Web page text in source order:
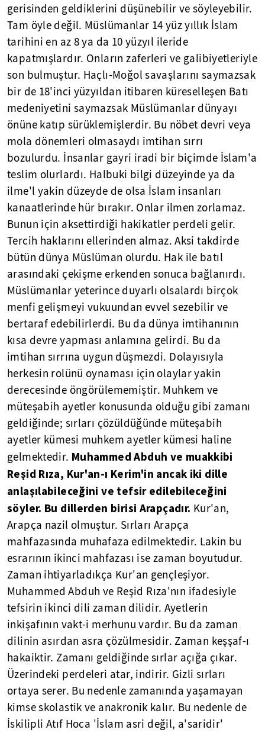
gerisinden geldiklerini düşünebilir ve söyleyebilir.
Tam öyle değil. Müslümanlar 14 yüz yıllık İslam
tarihini en az 8 ya da 10 yüzyıl ileride
kapatmışlardır. Onların zaferleri ve galibiyetleriyle
son bulmuştur. Haçlı-Moğol savaşlarını saymazsak
bir de 18'inci yüzyıldan itibaren küreselleşen Batı
medeniyetini saymazsak Müslümanlar dünyayı
önüne katıp sürüklemişlerdir. Bu nöbet devri veya
mola dönemleri olmasaydı imtihan sırrı
bozulurdu. İnsanlar gayri iradi bir biçimde İslam'a
teslim olurlardı. Halbuki bilgi düzeyinde ya da
ilme'l yakin düzeyde de olsa İslam insanları
kanaatlerinde hür bırakır. Onlar ilmen zorlamaz.
Bunun için aksettirdiği hakikatler perdeli gelir.
Tercih haklarını ellerinden almaz. Aksi takdirde
bütün dünya Müslüman olurdu. Hak ile batıl
arasındaki çekişme erkenden sonuca bağlanırdı.
Müslümanlar yeterince duyarlı olsalardı birçok
menfi gelişmeyi vukuundan evvel sezebilir ve
bertaraf edebilirlerdi. Bu da dünya imtihanının
kısa devre yapması anlamına gelirdi. Bu da
imtihan sırrına uygun düşmezdi. Dolayısıyla
herkesin rolünü oynaması için olaylar yakin
derecesinde öngörülememiştir. Muhkem ve
müteşabih ayetler konusunda olduğu gibi zamanı
geldiğinde; sırları çözüldüğünde müteşabih
ayetler kümesi muhkem ayetler kümesi haline
gelmektedir. Muhammed Abduh ve muakkibi
Reşid Rıza, Kur'an-ı Kerim'in ancak iki dille
anlaşılabileceğini ve tefsir edilebileceğini
söyler. Bu dillerden birisi Arapçadır. Kur'an,
Arapça nazil olmuştur. Sırları Arapça
mahfazasında muhafaza edilmektedir. Lakin bu
esrarının ikinci mahfazası ise zaman boyutudur.
Zaman ihtiyarladıkça Kur'an gençleşiyor.
Muhammed Abduh ve Reşid Rıza'nın ifadesiyle
tefsirin ikinci dili zaman dilidir. Ayetlerin
inkişafının vakt-i merhunu vardır. Bu da zaman
dilinin asırdan asra çözülmesidir. Zaman keşşaf-ı
hakaiktir. Zamanı geldiğinde sırlar açığa çıkar.
Üzerindeki perdeleri atar, indirir. Gizli sırları
ortaya serer. Bu nedenle zamanında yaşamayan
kimse skolastik ve anakronik kalır. Bu nedenle de
İskilipli Atıf Hoca 'İslam asri değil, a'saridir'